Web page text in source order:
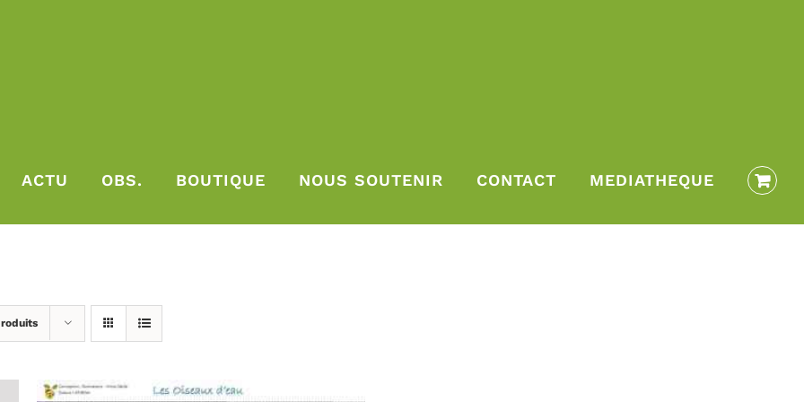
ACTU OBS. BOUTIQUE NOUS SOUTENIR CONTACT MEDIATHEQUE